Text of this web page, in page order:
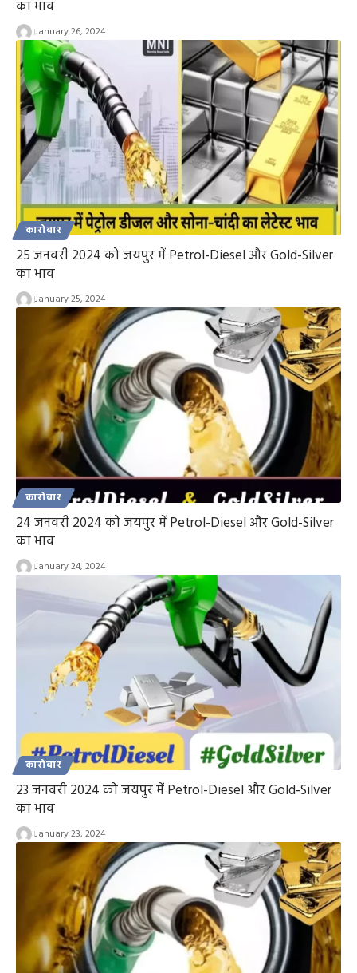
का भाव
January 26, 2024
कारोबार
25 जनवरी 2024 को जयपुर में Petrol-Diesel और Gold-Silver
का भाव
January 25, 2024
कारोबार
24 जनवरी 2024 को जयपुर में Petrol-Diesel और Gold-Silver
का भाव
January 24, 2024
कारोबार
23 जनवरी 2024 को जयपुर में Petrol-Diesel और Gold-Silver
का भाव
January 23, 2024